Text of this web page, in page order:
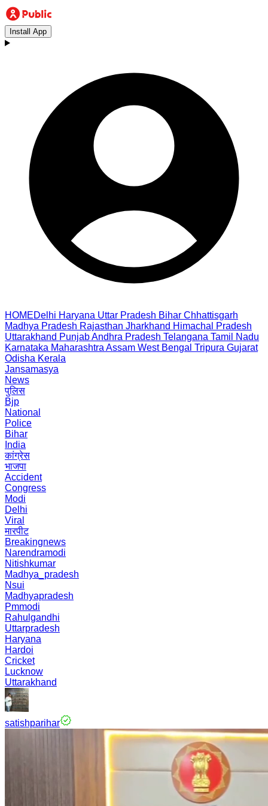
Install App
HOMEDelhi Haryana Uttar Pradesh Bihar Chhattisgarh
Madhya Pradesh Rajasthan Jharkhand Himachal Pradesh
Uttarakhand PunjabAndhra Pradesh Telangana Tamil Nadu
Karnataka Maharashtra Assam West Bengal Tripura Gujarat
Odisha Kerala
Jansamasya
News
पुलिस
Bjp
National
Police
Bihar
India
कांग्रेस
भाजपा
Accident
Congress
Modi
Delhi
Viral
मारपीट
Breakingnews
Narendramodi
Nitishkumar
Madhya_pradesh
Nsui
Madhyapradesh
Pmmodi
Rahulgandhi
Uttarpradesh
Haryana
Hardoi
Cricket
Lucknow
Uttarakhand
satishparihar